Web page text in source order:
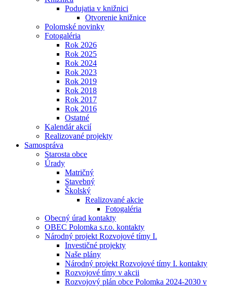
Podujatia v knižnici
Otvorenie knižnice
Polomské novinky
Fotogaléria
Rok 2026
Rok 2025
Rok 2024
Rok 2023
Rok 2019
Rok 2018
Rok 2017
Rok 2016
Ostatné
Kalendár akcií
Realizované projekty
Samospráva
Starosta obce
Úrady
Matričný
Stavebný
Školský
Realizované akcie
Fotogaléria
Obecný úrad kontakty
OBEC Polomka s.r.o. kontakty
Národný projekt Rozvojové tímy I.
Investičné projekty
Naše plány
Národný projekt Rozvojové tímy I. kontakty
Rozvojové tímy v akcii
Rozvojový plán obce Polomka 2024-2030 v